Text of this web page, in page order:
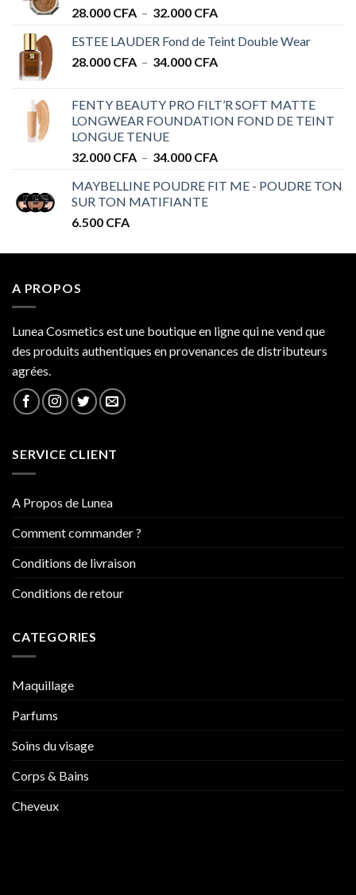
28.000 CFA – 32.000 CFA
prix :
28.000 CFA
ESTEE LAUDER Fond de Teint Double Wear
28.000 CFA – 34.000 CFA
28.000 CFA
à
FENTY BEAUTY PRO FILT’R SOFT MATTE
LONGWEAR FOUNDATION FOND DE TEINT
LONGUE TENUE
32.000 CFA – 34.000 CFA
prix :
MAYBELLINE POUDRE FIT ME - POUDRE TON
SUR TON MATIFIANTE
6.500 CFA
A PROPOS
Lunea Cosmetics est une boutique en ligne qui ne vend que
des produits authentiques en provenances de distributeurs
agrées.
SERVICE CLIENT
A Propos de Lunea
Comment commander ?
Conditions de livraison
Conditions de retour
CATEGORIES
Maquillage
Parfums
Soins du visage
Corps & Bains
Cheveux